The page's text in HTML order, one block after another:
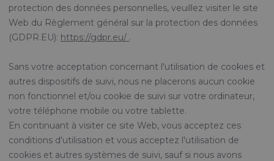
protection des données personnelles, veuillez visiter le site
Web du Règlement général sur la protection des données
(GDPR.EU): https://gdpr.eu/ .
Sans votre acceptation concernant l'utilisation de cookies et
autres dispositifs de suivi, nous ne placerons aucun cookie
non fonctionnel et/ou cookie de suivi sur votre ordinateur,
votre téléphone mobile ou votre tablette.
En continuant à visiter ce site Web, vous acceptez ces
conditions d'utilisation et vous acceptez l'utilisation de
cookies et autres systèmes de suivi, sauf si nous avons